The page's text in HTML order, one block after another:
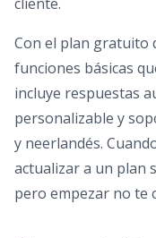
Con el plan gratuito
funciones básicas
incluye respuestas
personalizable y
y neerlandés.
actualizar a un plan
pero empezar no te